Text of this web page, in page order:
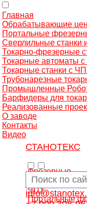
Главная
Обрабатывающие
Портальные
Сверлильные станки
Токарно-фрезерные
Токарные автоматы
Токарные станки с
Трубонарезные
Промышленные
Барфидеры для
Реализованные
О заводе
Контакты
Видео
СТАНОТЕКС
Фрезерные
ЧПУ
Портальные